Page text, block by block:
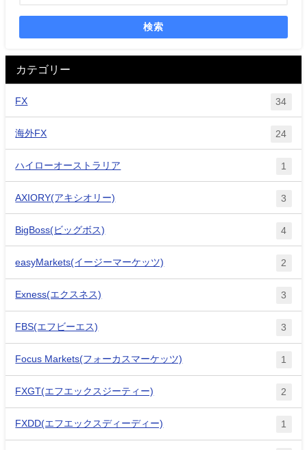
検索
カテゴリー
FX 34
海外FX 24
ハイローオーストラリア 1
AXIORY(アキシオリー) 3
BigBoss(ビッグボス) 4
easyMarkets(イージーマーケッツ) 2
Exness(エクスネス) 3
FBS(エフビーエス) 3
Focus Markets(フォーカスマーケッツ) 1
FXGT(エフエックスジーティー) 2
FXDD(エフエックスディーディー) 1